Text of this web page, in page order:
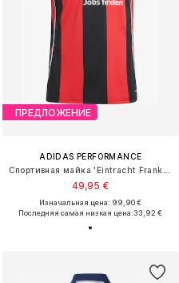
ПРЕДЛОЖЕНИЕ
ADIDAS PERFORMANCE
49,95 €
Изначальная цена: 99,90 €
Последняя самая низкая цена:33,92 €